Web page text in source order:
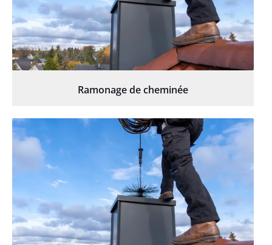
Ramonage de cheminée